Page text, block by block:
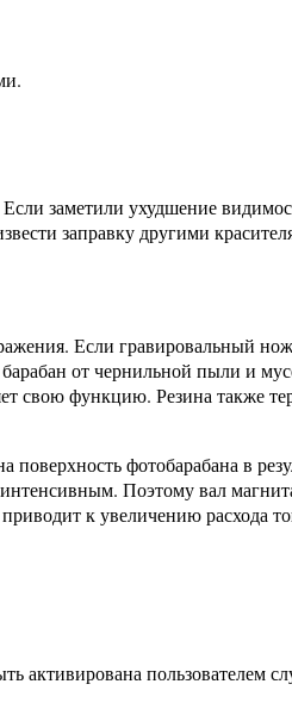
заметили ухудшение
заправку другими
Если гравировальный
от чернильной пыли и
свою функцию. Резина также
фотобарабана в
интенсивным. Поэтому вал
к увеличению расхода
активирована пользователем